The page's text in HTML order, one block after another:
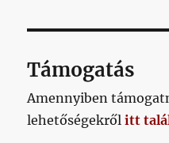
Támogatás
Amennyiben
lehetőségekrőlitt